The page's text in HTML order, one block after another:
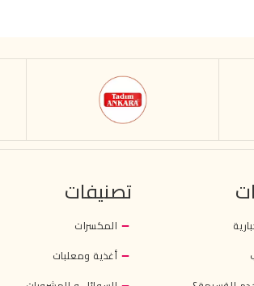
تصنيفات
المكسرات
أغذية ومعلبات